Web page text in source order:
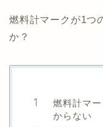
燃料計マークが1つ
か？
燃料計マ
からない